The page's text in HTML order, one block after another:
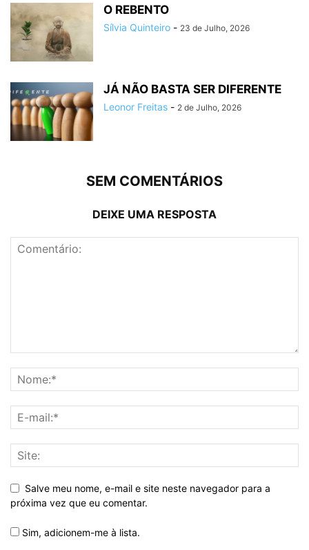
O REBENTO
Sílvia Quinteiro - 23 de Julho, 2026
JÁ NÃO BASTA SER DIFERENTE
Leonor Freitas - 2 de Julho, 2026
SEM COMENTÁRIOS
DEIXE UMA RESPOSTA
Salve meu nome, e-mail e site neste navegador para a
próxima vez que eu comentar.
Sim, adicionem-me à lista.